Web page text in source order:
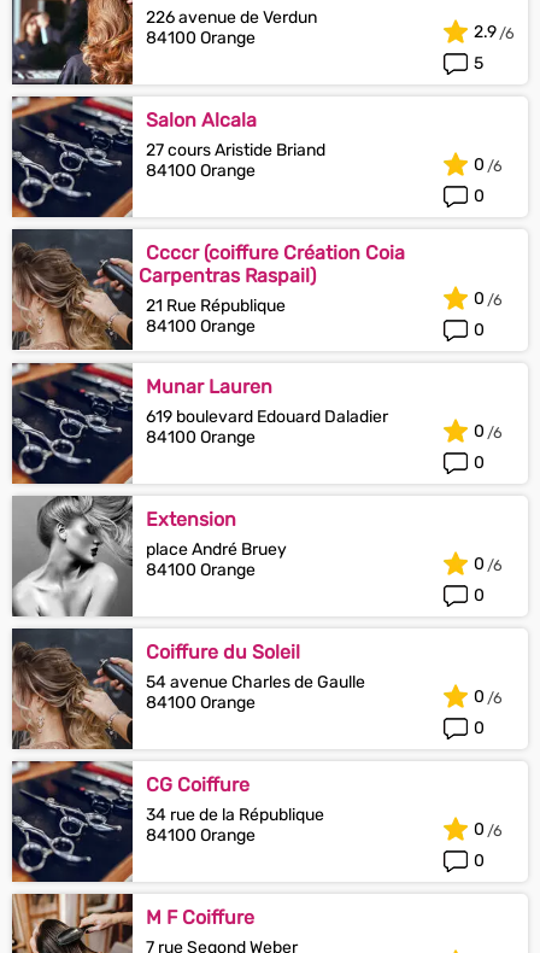
226 avenue de Verdun
84100 Orange
5
2.9
Salon Alcala
27 cours Aristide Briand
84100 Orange
0
0
Ccccr (coiffure Création Coia
Carpentras Raspail)
21 Rue République
84100 Orange
0
0
Munar Lauren
619 boulevard Edouard Daladier
84100 Orange
0
0
Extension
place André Bruey
84100 Orange
0
0
Coiffure du Soleil
54 avenue Charles de Gaulle
84100 Orange
0
0
CG Coiffure
34 rue de la République
84100 Orange
0
0
M F Coiffure
7 rue Segond Weber